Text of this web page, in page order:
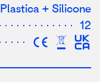
Plastica + Silicone
12